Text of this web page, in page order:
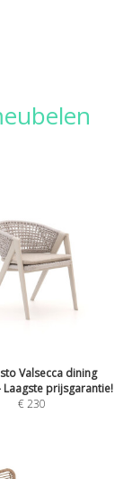
Valsecca dining
prijsgarantie!
€230